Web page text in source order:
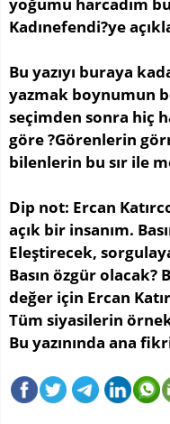
Kadınefendi?ye
Bu yazıyı buraya
yazmak boynumun
seçimden sonra hiç
göre ?Görenlerin
bilenlerin bu sır ile
Dip not: Ercan
açık bir insanım.
Eleştirecek,
Basın özgür olacak?
değer için Ercan
Tüm siyasilerin
Bu yazınında ana